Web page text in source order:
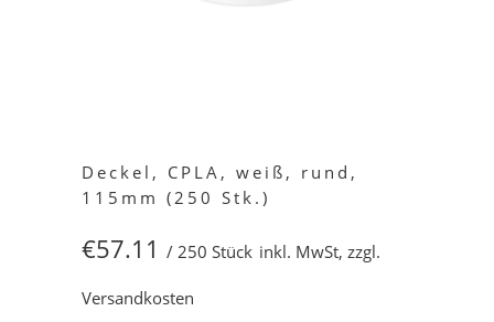
Deckel, CPLA, weiß, rund,
115mm (250 Stk.)
€57.11 / 250 Stück inkl. MwSt, zzgl.
Versandkosten